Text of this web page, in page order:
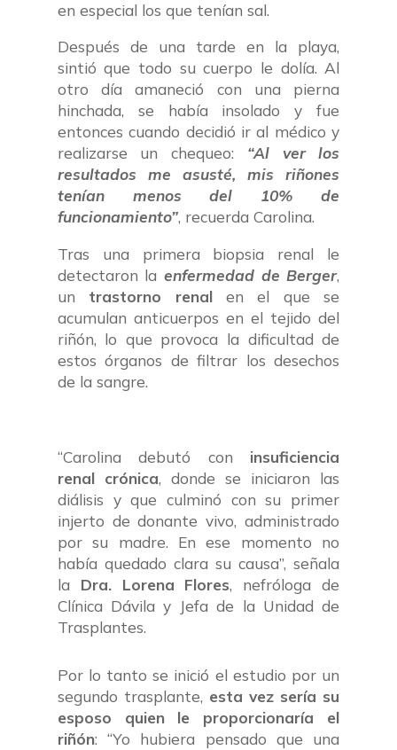
en especial los que tenían sal.
Después de una tarde en la playa,
sintió que todo su cuerpo le dolía. Al
otro día amaneció con una pierna
hinchada, se había insolado y fue
entonces cuando decidió ir al médico y
realizarse un chequeo: “Al ver los
resultados me asusté, mis riñones
tenían menos del 10% de
funcionamiento”, recuerda Carolina.
Tras una primera biopsia renal le
detectaron la enfermedad de Berger,
un trastorno renalen el que se
acumulan anticuerpos en el tejido del
riñón, lo que provoca la dificultad de
estos órganos de filtrar los desechos
de la sangre.
“Carolina debutó con insuficiencia
renal crónica, donde se iniciaron las
diálisis y que culminó con su primer
injerto de donante vivo, administrado
por su madre. En ese momento no
había quedado clara su causa”, señala
la Dra. Lorena Flores, nefróloga de
Clínica Dávila y Jefa de la Unidad de
Trasplantes.
Por lo tanto se inició el estudio por un
segundo trasplante, esta vez sería su
esposo quien le proporcionaría el
riñón: “Yo hubiera pensado que una